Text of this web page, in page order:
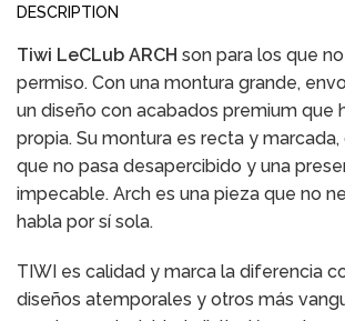
DESCRIPTION
Tiwi LeCLub ARCH son para los que
permiso. Con una montura grande,
un diseño con acabados premium que
propia. Su montura es recta y
que no pasa desapercibido y una
impecable. Arch es una pieza que no
habla por sí sola.
TIWI es calidad y marca la diferencia
diseños atemporales y otros más